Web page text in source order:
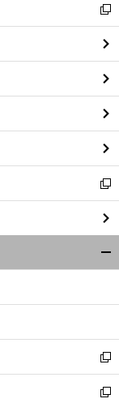
閉
る
新
し
い
ウ
ィ
ン
ド
ウ
で
開
く
新
し
い
ウ
ィ
ン
ウ
開
く
新
し
い
新